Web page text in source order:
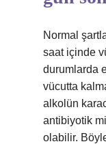
Normal
saat içinde
durumlarda
vücutta
alkolün
antibiyotik
olabilir.